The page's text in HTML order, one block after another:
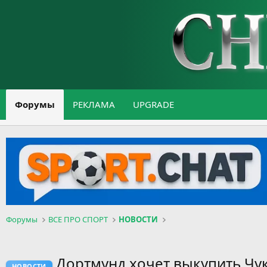
Форумы РЕКЛАМА UPGRADE
Форумы ВСЕ ПРО СПОРТ НОВОСТИ